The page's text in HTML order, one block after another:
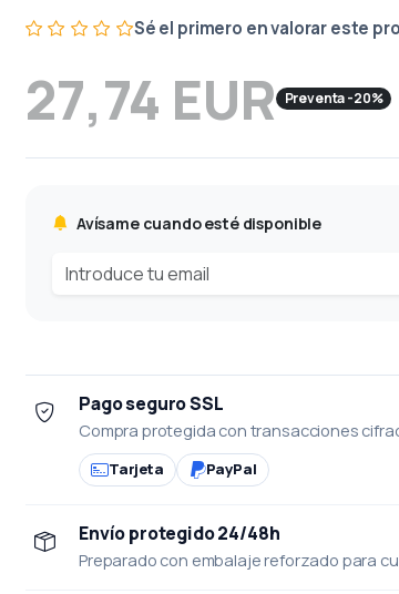
Sé el primero en valorar este
27,74 EUR Preventa -20%
Avísame cuando esté disponible
Pago seguro SSL
Compra protegida con transacciones
Tarjeta PayPal
Envío protegido 24/48h
Preparado con embalaje reforzado para